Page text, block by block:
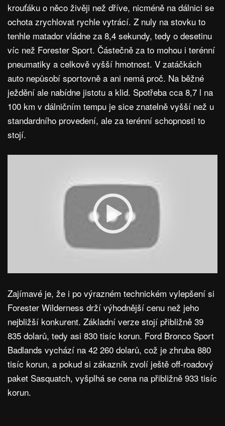
krouťáku o něco živěji než dříve, nicméně na dálnici se
ochota zrychlovat rychle vytrácí. Z nuly na stovku to
tenhle matador vládne za 8,4 sekundy, tedy o desetinu
víc než Forester Sport. Částečně za to mohou i terénní
pneumatiky a celkově vyšší hmotnost. V zatáčkách
auto nepůsobí sportovně a ani nemá proč. Na běžné
ježdění ale nabídne jistotu a klid. Spotřeba cca 8,7 l na
100 km v dálničním tempu je sice znatelně vyšší než u
standardního provedení, ale za terénní schopnosti to
stojí.
Zajímavé je, že i po výrazném technickém vylepšení si
Forester Wilderness drží výhodnější cenu než jeho
nejbližší konkurent. Základní verze stojí přibližně 39
835 dolarů, tedy asi 830 tisíc korun. Ford Bronco Sport
Badlands vychází na 42 260 dolarů, což je zhruba 880
tisíc korun, a pokud si zákazník zvolí ještě off-roadový
paket Sasquatch, vyšplhá se cena na přibližně 933 tisíc
korun.